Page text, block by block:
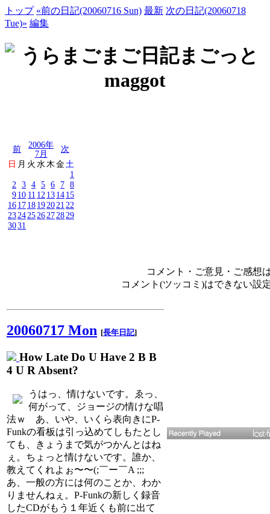
トップ «前の日記(20060716 Sun) 最新 次の日記(20060718
Tue)» 編集
前
2006年
7月
次
日 月 火 水 木金 土
1
2
3 4 5 6 7 8
910 11 12 131415
161718192021 22
23242526272829
3031
コメント・ご意見・ご感想
コメント(ツッコミ)はできない設
20060717 Mon [長年日記]
How Late Do U Have 2 B B
4 U R Absent?
うはっ、情けないです。ゑっ、
何がって、ジョージの情けな唱
法ｗ あ、いや、いくら表向きにP-
Funkの看板は引っ込めてしもたとし
ても、きょうまで気がつかんとはね
ぇ。ちょっと情けないです。誰か、
教えてくれよぉ〜〜(;￣ー￣A ;;;
あ、一般の方には何のことか、わか
りませんねぇ。P-Funkの新しく録音
したCDがもう１年近くも前に出て